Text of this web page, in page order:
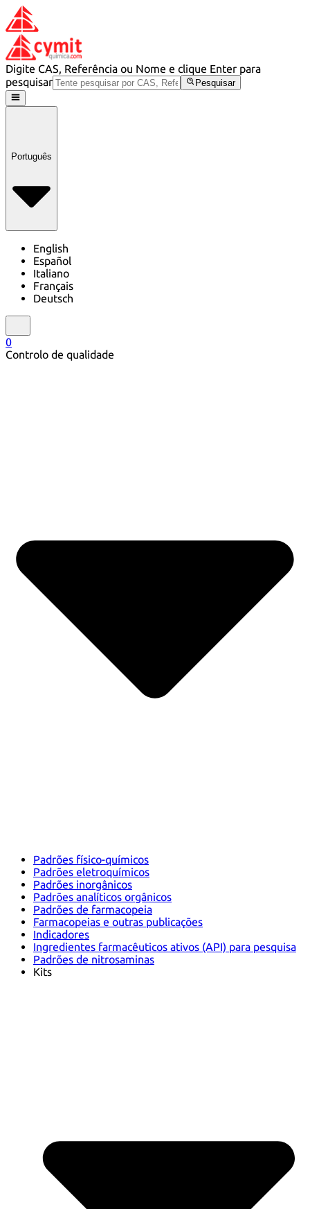
Digite CAS, Referência ou Nome e clique Enter para
pesquisar
Pesquisar
Português
English
Español
Italiano
Français
Deutsch
0
Controlo de qualidade
Padrões físico-químicos
Padrões eletroquímicos
Padrões inorgânicos
Padrões analíticos orgânicos
Padrões de farmacopeia
Farmacopeias e outras publicações
Indicadores
Ingredientes farmacêuticos ativos (API) para pesquisa
Padrões de nitrosaminas
Kits